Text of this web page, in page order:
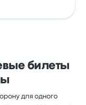
билеты
для одного